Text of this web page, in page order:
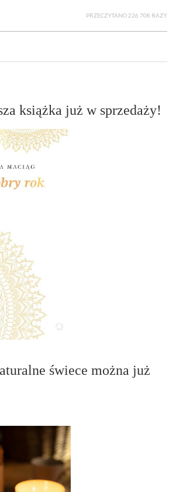
PRZECZYTANO 226 708 RAZY
książka już w sprzedaży!
świece można już